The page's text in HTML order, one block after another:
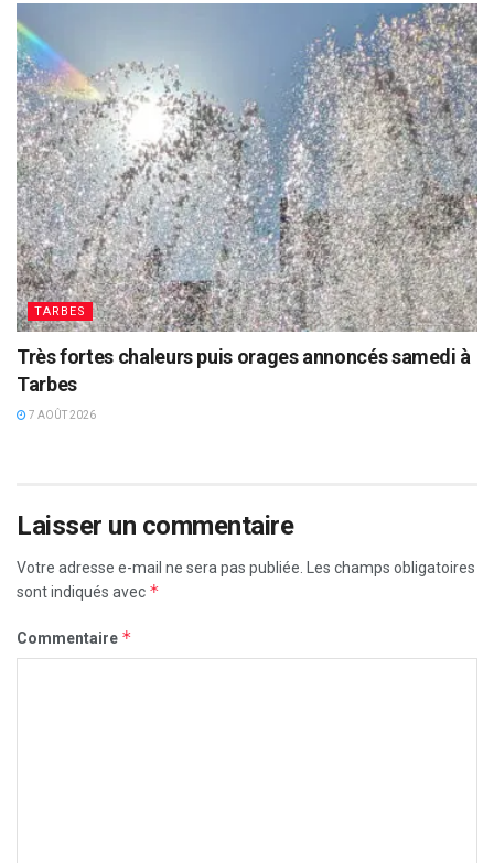
TARBES
Très fortes chaleurs puis orages annoncés samedi à
Tarbes
7 AOÛT 2026
Laisser un commentaire
Votre adresse e-mail ne sera pas publiée. Les champs obligatoires
sont indiqués avec *
Commentaire *